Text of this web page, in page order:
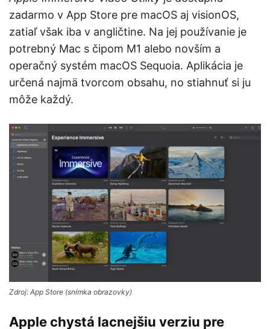
zadarmo v App Store pre macOS aj visionOS,
zatiaľ však iba v angličtine. Na jej používanie je
potrebný Mac s čipom M1 alebo novším a
operačný systém macOS Sequoia. Aplikácia je
určená najmä tvorcom obsahu, no stiahnuť si ju
môže každý.
Zdroj: App Store (snímka obrazovky)
Apple chystá lacnejšiu verziu pre